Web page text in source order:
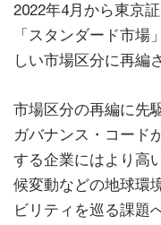
2022年4月から東京
「スタンダード市
しい市場区分に再編
市場区分の再編に先
ガバナンス・コード
する企業にはより高
候変動などの地球環
ビリティを巡る課題